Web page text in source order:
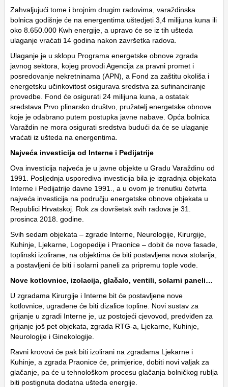
Zahvaljujući tome i brojnim drugim radovima, varaždinska
bolnica godišnje će na energentima uštedjeti 3,4 milijuna kuna ili
oko 8.650.000 Kwh energije, a upravo će se iz tih ušteda
ulaganje vraćati 14 godina nakon završetka radova.
Ulaganje je u sklopu Programa energetske obnove zgrada
javnog sektora, kojeg provodi Agencija za pravni promet i
posredovanje nekretninama (APN), a Fond za zaštitu okoliša i
energetsku učinkovitost osigurava sredstva za sufinanciranje
provedbe. Fond će osigurati 24 milijuna kuna, a ostatak
sredstava Prvo plinarsko društvo, pružatelj energetske obnove
koje je odabrano putem postupka javne nabave. Opća bolnica
Varaždin ne mora osigurati sredstva budući da će se ulaganje
vraćati iz ušteda na energentima.
Najveća investicija od Interne i Pedijatrije
Ova investicija najveća je u javne objekte u Gradu Varaždinu od
1991. Posljednja usporediva investicija bila je izgradnja objekata
Interne i Pedijatrije davne 1991., a u ovom je trenutku četvrta
najveća investicija na području energetske obnove objekata u
Republici Hrvatskoj. Rok za dovršetak svih radova je 31.
prosinca 2018. godine.
Svih sedam objekata – zgrade Interne, Neurologije, Kirurgije,
Kuhinje, Ljekarne, Logopedije i Praonice – dobit će nove fasade,
toplinski izolirane, na objektima će biti postavljena nova stolarija,
a postavljeni će biti i solarni paneli za pripremu tople vode.
Nove kotlovnice, izolacija, glačalo, ventili, solarni paneli…
U zgradama Kirurgije i Interne bit će postavljene nove
kotlovnice, ugrađene će biti dizalice topline. Novi sustav za
grijanje u zgradi Interne je, uz postojeći cjevovod, predviđen za
grijanje još pet objekata, zgrada RTG-a, Ljekarne, Kuhinje,
Neurologije i Ginekologije.
Ravni krovovi će pak biti izolirani na zgradama Ljekarne i
Kuhinje, a zgrada Praonice će, primjerice, dobiti novi valjak za
glačanje, pa će u tehnološkom procesu glačanja bolničkog rublja
biti postignuta dodatna ušteda energije.